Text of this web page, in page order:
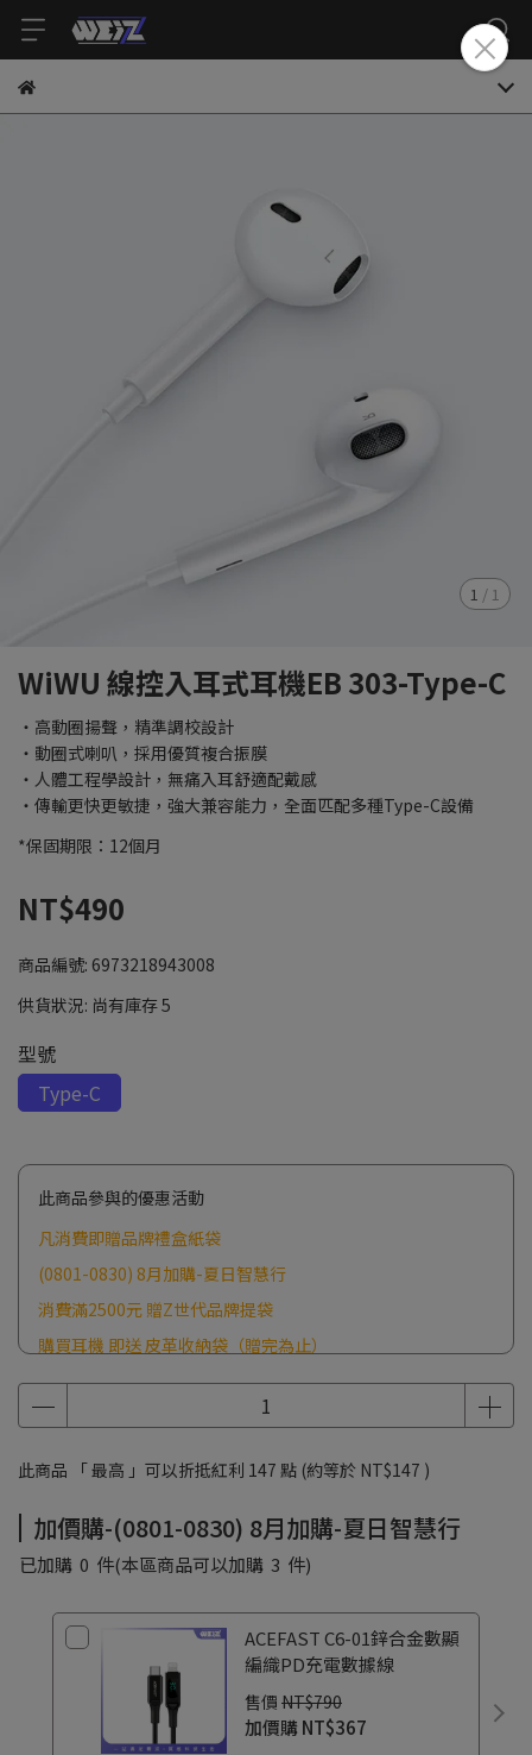
1 / 1
WiWU 線控入耳式耳機EB 303-Type-C
・高動圈揚聲，精準調校設計
・動圈式喇叭，採用優質複合振膜
・人體工程學設計，無痛入耳舒適配戴感
・傳輸更快更敏捷，強大兼容能力，全面匹配多種Type-C設備
*保固期限：12個月
NT$490
商品編號: 6973218943008
供貨狀況: 尚有庫存 5
型號
Type-C
此商品參與的優惠活動
凡消費即贈品牌禮盒紙袋
(0801-0830) 8月加購-夏日智慧行
消費滿2500元 贈Z世代品牌提袋
購買耳機 即送 皮革收納袋（贈完為止）
此商品 「 最高 」可以折抵紅利 147 點 (約等於 NT$147 )
加價購-(0801-0830) 8月加購-夏日智慧行
已加購 0 件(本區商品可以加購 3 件)
ACEFAST C6-01鋅合金數顯
編織PD充電數據線
售價 NT$790
加價購NT$367